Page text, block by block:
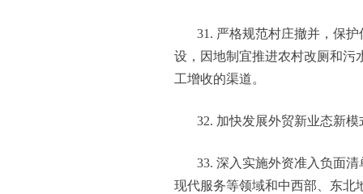
31. 严格规范村庄撤并，保
设，因地制宜推进农村改厕和污
工增收的渠道。
32. 加快发展外贸新业态新
33. 深入实施外资准入负面
现代服务等领域和中西部、东北